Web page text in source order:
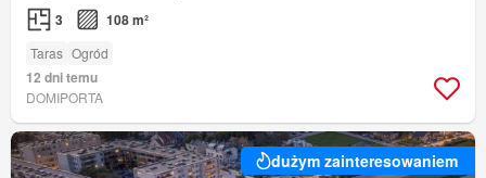
3 108 m²
Taras Ogród
12 dni temu
DOMIPORTA
dużym zainteresowaniem